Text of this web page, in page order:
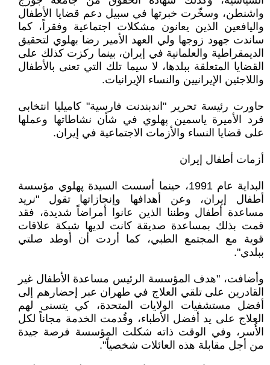
واشنطن، وسخّرت خبرتها في سبيل دعم قضايا الأطفال
واليافعين الذين يعانون مشكلات اجتماعية وفقراً، كما
ساندت جهود زوجها ولي العهد الأمير رضا بهلوي لتحقيق
الديمقراطية والعلمانية في إيران، بينما ركزت كذلك على
القضايا المتعلقة ببلدها، لا سيما تلك التي تعنى بالأطفال
واللاجئين الإيرانيين والنساء الإيرانيات.
حاورت رئيسة تحرير "اندبندنت فارسية" كاميليا انتخابى
فرد الأميرة ياسمين پهلوي في شأن نشاطاتها وعملها
على قضايا النساء والأزمات الاجتماعية في إيران.
أزمات أطفال إيران
البداية عام 1991، حينما أسست السيدة پهلوي مؤسسة
أطفال إيران، وعن أهدافها وإنجازاتها تقول "نريد
مساعدة أطفال وطننا الذين عانوا أمراضاً شديدة، فقد
قمت بذلك بمساعدة صديقة كانت لديها شبكة علاقات
قوية مع المجتمع الطبي، كما أردت أن أوطد صلتي
ببلدي".
وأضافت، "هدف المؤسسة الرئيس مساعدة الأطفال غير
القادرين على تلقي العلاج في طهران عبر إحضارهم إلى
أفضل مستشفيات الولايات المتحدة، كي يتسنى لهم
العلاج على يد أفضل الأطباء، وقُدمت الخدمة مجاناً لكل
الأُسر، وفي الوقت ذاته شكلت المؤسسة فرصة جيدة
من أجل مقابلة هذه العائلات شخصياً".